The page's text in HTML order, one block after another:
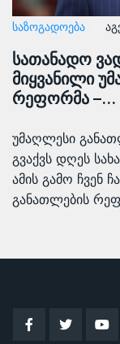
ᲡᲐᲖᲝᲒᲐᲓᲝᲔᲑᲐ
სათანადო
მიყვანილი
რეფორმა –…
უმაღლესი
გვაქვს დღეს
ამის გამო ჩვენ
განათლების